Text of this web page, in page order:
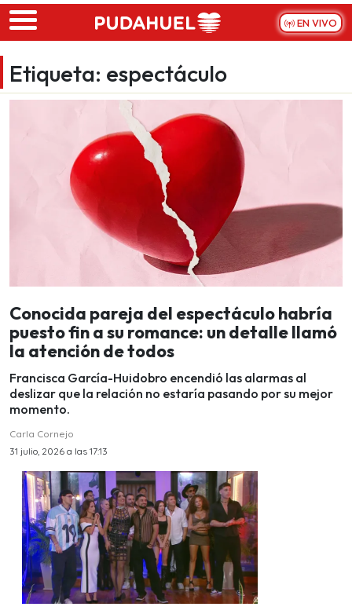
Skip to main content
EN VIVO
Etiqueta: espectáculo
Conocida pareja del espectáculo habría
puesto fin a su romance: un detalle llamó
la atención de todos
Francisca García-Huidobro encendió las alarmas al
deslizar que la relación no estaría pasando por su mejor
momento.
Carla Cornejo
31 julio, 2026 a las 17:13